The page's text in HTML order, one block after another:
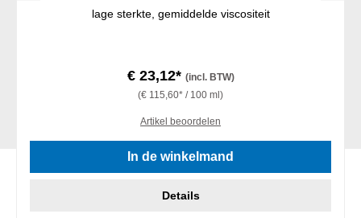
lage sterkte, gemiddelde viscositeit
€ 23,12* (incl. BTW)
(€ 115,60* / 100 ml)
Artikel beoordelen
In de winkelmand
Details